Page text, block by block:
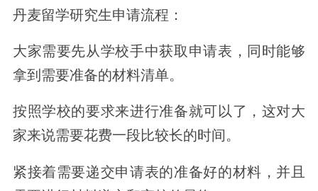
丹麦留学研究生申请流程：
大家需要先从学校手中获取申请表，同时能够
拿到需要准备的材料清单。
按照学校的要求来进行准备就可以了，这对大
家来说需要花费一段比较长的时间。
紧接着需要递交申请表的准备好的材料，并且